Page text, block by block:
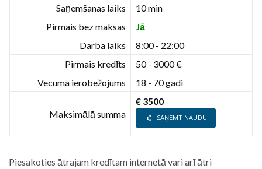
Saņemšanas laiks
10 min
Pirmais bez maksas
Jā
Darba laiks
8:00 - 22:00
Pirmais kredīts
50 - 3000 €
Vecuma ierobežojums
18 - 70 gadi
Maksimālā summa
€ 3500
SAŅEMT NAUDU
Piesakoties ātrajam kredītam internetā vari arī ātri